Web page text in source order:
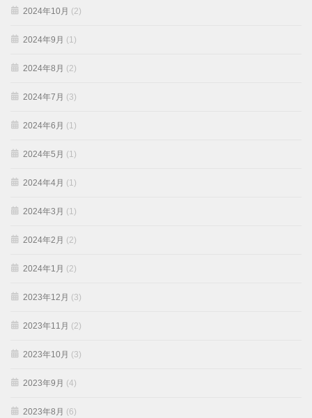
2024年10月 (2)
2024年9月 (1)
2024年8月 (2)
2024年7月 (3)
2024年6月 (1)
2024年5月 (1)
2024年4月 (1)
2024年3月 (1)
2024年2月 (2)
2024年1月 (2)
2023年12月 (3)
2023年11月 (2)
2023年10月 (3)
2023年9月 (4)
2023年8月 (6)